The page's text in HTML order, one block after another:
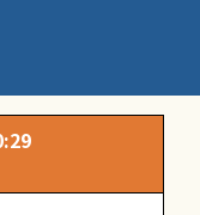
式戦）